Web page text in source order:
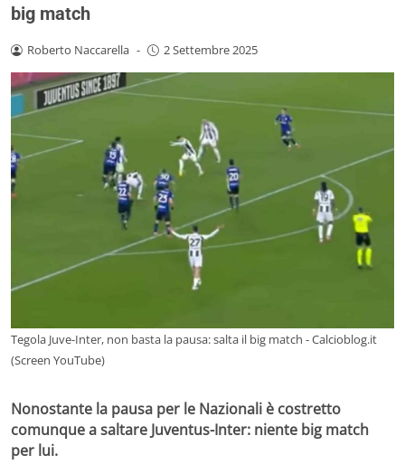
big match
Roberto Naccarella - 2 Settembre 2025
Tegola Juve-Inter, non basta la pausa: salta il big match - Calcioblog.it
(Screen YouTube)
Nonostante la pausa per le Nazionali è costretto
comunque a saltare Juventus-Inter: niente big match
per lui.